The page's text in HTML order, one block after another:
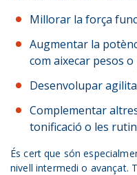
Millorar la força
Augmentar la
com aixecar pesos
Desenvolupar
Complementar
tonificació o les
És cert que són
nivell intermedi o avançat.